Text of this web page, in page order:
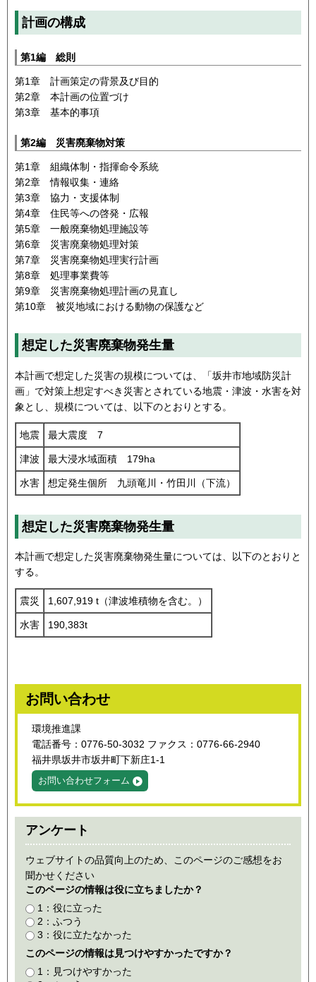
計画の構成
第1編 総則
第1章 計画策定の背景及び目的
第2章 本計画の位置づけ
第3章 基本的事項
第2編 災害廃棄物対策
第1章 組織体制・指揮命令系統
第2章 情報収集・連絡
第3章 協力・支援体制
第4章 住民等への啓発・広報
第5章 一般廃棄物処理施設等
第6章 災害廃棄物処理対策
第7章 災害廃棄物処理実行計画
第8章 処理事業費等
第9章 災害廃棄物処理計画の見直し
第10章 被災地域における動物の保護など
想定した災害廃棄物発生量
本計画で想定した災害の規模については、「坂井市地域防災計
画」で対策上想定すべき災害とされている地震・津波・水害を対
象とし、規模については、以下のとおりとする。
地震 最大震度 7
津波 最大浸水域面積 179ha
水害 想定発生個所 九頭竜川・竹田川（下流）
想定した災害廃棄物発生量
本計画で想定した災害廃棄物発生量については、以下のとおりと
する。
震災 1,607,919 t（津波堆積物を含む。）
水害 190,383t
お問い合わせ
環境推進課
電話番号：0776-50-3032 ファクス：0776-66-2940
福井県坂井市坂井町下新庄1-1
お問い合わせフォーム
アンケート
ウェブサイトの品質向上のため、このページのご感想をお
聞かせください
このページの情報は役に立ちましたか？
1：役に立った
2：ふつう
3：役に立たなかった
このページの情報は見つけやすかったですか？
1：見つけやすかった